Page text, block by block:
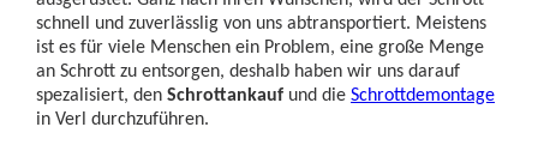
schnell und zuverlässlig von uns abtransportiert. Meistens
ist es für viele Menschen ein Problem, eine große Menge
an Schrott zu entsorgen, deshalb haben wir uns darauf
spezalisiert, den Schrottankauf und die Schrottdemontage
in Verl durchzuführen.